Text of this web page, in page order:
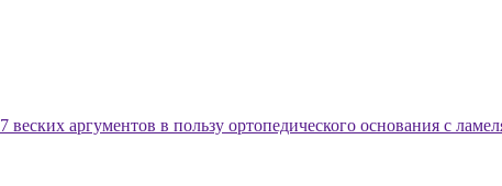
7 веских аргументов в пользу ортопедического основания с